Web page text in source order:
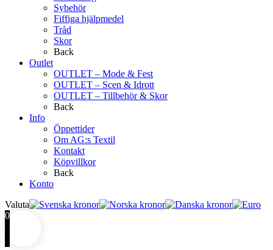
Sybehör
Fiffiga hjälpmedel
Tråd
Skor
Back
Outlet
OUTLET – Mode & Fest
OUTLET – Scen & Idrott
OUTLET – Tillbehör & Skor
Back
Info
Öppettider
Om AG:s Textil
Kontakt
Köpvillkor
Back
Konto
Valuta
0